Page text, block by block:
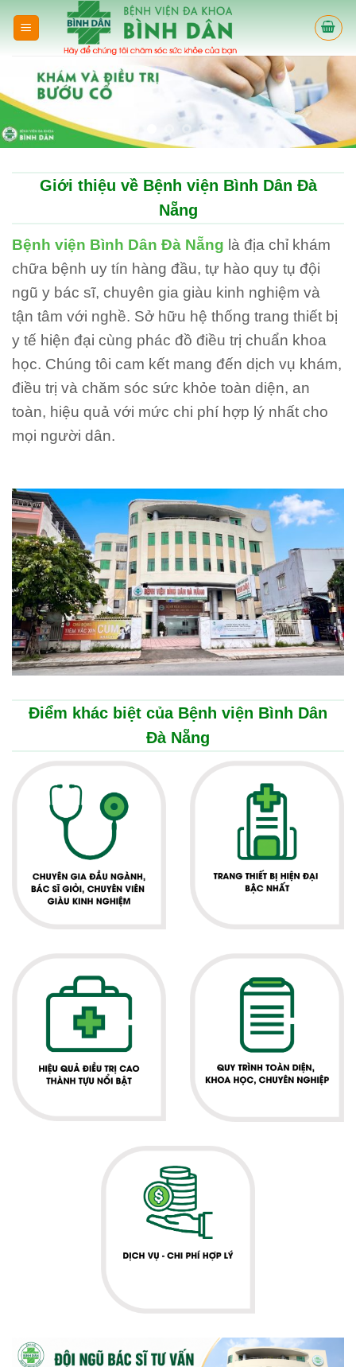
Giới thiệu về Bệnh viện Bình Dân Đà
Nẵng
Bệnh viện Bình Dân Đà Nẵng là địa chỉ khám
chữa bệnh uy tín hàng đầu, tự hào quy tụ đội
ngũ y bác sĩ, chuyên gia giàu kinh nghiệm và
tận tâm với nghề. Sở hữu hệ thống trang thiết bị
y tế hiện đại cùng phác đồ điều trị chuẩn khoa
học. Chúng tôi cam kết mang đến dịch vụ khám,
điều trị và chăm sóc sức khỏe toàn diện, an
toàn, hiệu quả với mức chi phí hợp lý nhất cho
mọi người dân.
Điểm khác biệt của Bệnh viện Bình Dân
Đà Nẵng